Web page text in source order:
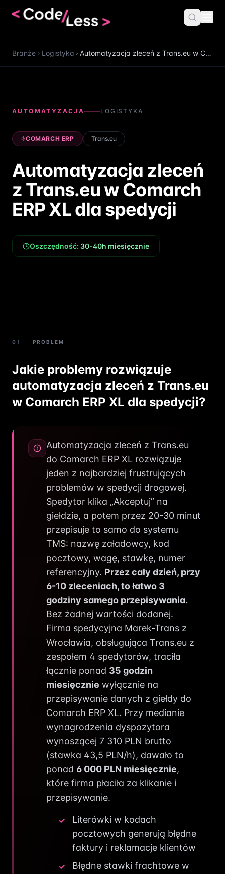
Codeless
Szukaj...
Porozmawiajmy
Kontakt
Branże Logistyka Automatyzacja zleceń z Trans.eu w Comarch ERP XL dla spedycji
AUTOMATYZACJA LOGISTYKA
COMARCH ERP Trans.eu
Automatyzacja zleceń
z Trans.eu w Comarch
ERP XL dla spedycji
Oszczędność: 30-40h miesięcznie
01 PROBLEM
Jakie problemy rozwiązuje
automatyzacja zleceń z Trans.eu
w Comarch ERP XL dla spedycji?
Automatyzacja zleceń z Trans.eu
do Comarch ERP XL rozwiązuje
jeden z najbardziej frustrujących
problemów w spedycji drogowej.
Spedytor klika „Akceptuj” na
giełdzie, a potem przez 20-30 minut
przepisuje to samo do systemu
TMS: nazwę załadowcy, kod
pocztowy, wagę, stawkę, numer
referencyjny. Przez cały dzień, przy
6-10 zleceniach, to łatwo 3
godziny samego przepisywania.
Bez żadnej wartości dodanej.
Firma spedycyjna Marek-Trans z
Wrocławia, obsługująca Trans.eu z
zespołem 4 spedytorów, traciła
łącznie ponad 35 godzin
miesięcznie wyłącznie na
przepisywanie danych z giełdy do
Comarch ERP XL. Przy medianie
wynagrodzenia dyspozytora
wynoszącej 7 310 PLN brutto
(stawka 43,5 PLN/h), dawało to
ponad 6 000 PLN miesięcznie,
które firma płaciła za klikanie i
przepisywanie.
Literówki w kodach
pocztowych generują błędne
faktury i reklamacje klientów
Błędne stawki frachtowe w